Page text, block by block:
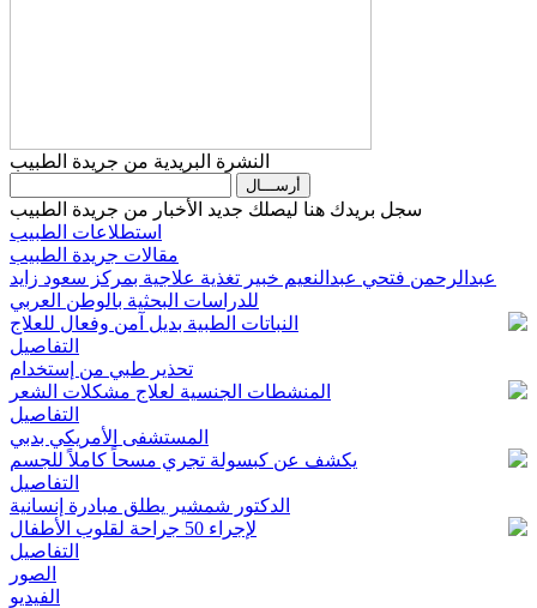
النشرة البريدية من جريدة الطبيب
سجل بريدك هنا ليصلك جديد الأخبار من جريدة الطبيب
استطلاعات الطبيب
مقالات جريدة الطبيب
عبدالرحمن فتحي عبدالنعيم خبير تغذية علاجية بمركز سعود زايد
للدراسات البحثية بالوطن العربي
النباتات الطبية بديل آمن وفعال للعلاج
التفاصيل
تحذير طبي من إستخدام
المنشطات الجنسية لعلاج مشكلات الشعر
التفاصيل
المستشفى الأمريكي بدبي
يكشف عن كبسولة تجري مسحاً كاملاً للجسم
التفاصيل
الدكتور شمشير يطلق مبادرة إنسانية
لإجراء 50 جراحة لقلوب الأطفال
التفاصيل
الصور
الفيديو